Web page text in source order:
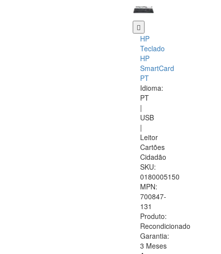
HP
Teclado
HP
SmartCard
PT
Idioma:
PT
|
USB
|
Leitor
Cartões
Cidadão
SKU:
0180005150
MPN:
700847-
131
Produto:
Recondicionado
Garantia:
3 Meses